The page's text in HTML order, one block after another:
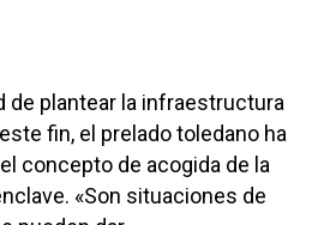
de plantear la infraestructura
fin, el prelado toledano ha
concepto de acogida de la
«Son situaciones de